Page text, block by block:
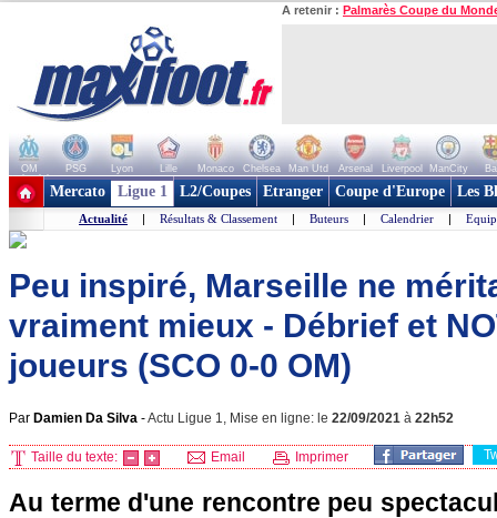
A retenir : Palmarès Coupe du
OM PSG Lyon Lille Monaco Chelsea Man Utd Arsenal Liverpool ManCity
+ de clubs
Mercato Ligue 1 L2/Coupes Etranger Coupe d'Europe Les
Actualité | Résultats & Classement | Buteurs | Calendrier |
Peu inspiré, Marseille ne
vraiment mieux - Débrief et
joueurs (SCO 0-0 OM)
Par Damien Da Silva -Actu Ligue 1, Mise en ligne: le 22/09/2021 à 22h52
Taille du texte: Email Imprimer
Au terme d'une rencontre peu